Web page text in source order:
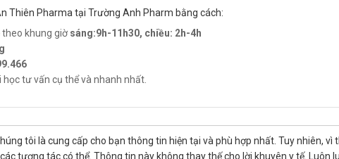
sau khi ăn. Trong trường hợp bị loét dạ dày – tá tràng, uống 1 gói/
thay đổi tuỳ theo liều dùng và tuổi của bệnh nhân.
An Thiên Pharma
Thiên Pharma
Thiên Pharma tại Trường Anh Pharm bằng cách:
theo khung giờsáng:9h-11h30, chiều: 2h-4h
tư vấn cụ thể và nhanh nhất.
tôi là cung cấp cho bạn thông tin hiện tại và phù hợp nhất. Tuy nhiên,
tương tác có thể. Thông tin này không thay thế cho lời khuyên y tế. Luôn